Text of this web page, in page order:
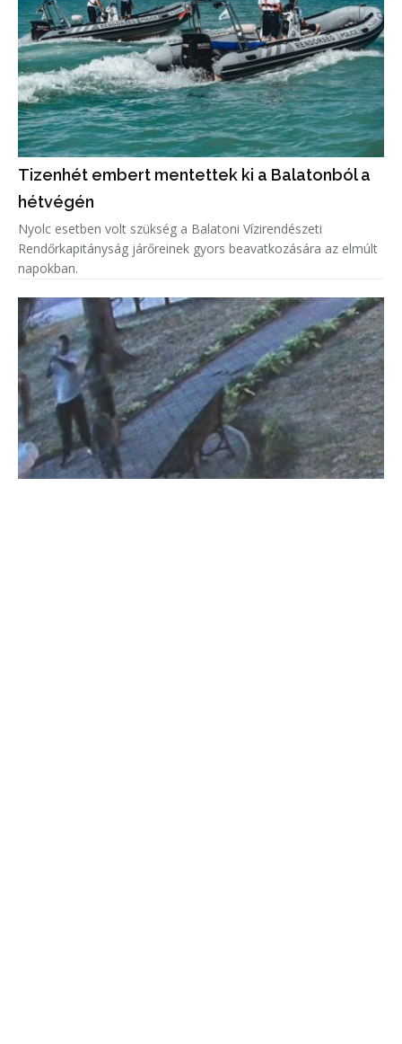
Tizenhét embert mentettek ki a Balatonból a
hétvégén
Nyolc esetben volt szükség a Balatoni Vízirendészeti
Rendőrkapitányság járőreinek gyors beavatkozására az elmúlt
napokban.